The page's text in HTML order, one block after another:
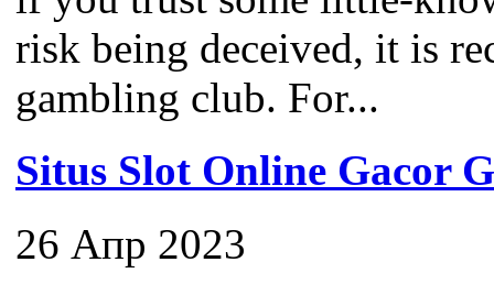
risk being deceived, it is
gambling club. For...
Situs Slot Online Gacor
26 Апр 2023